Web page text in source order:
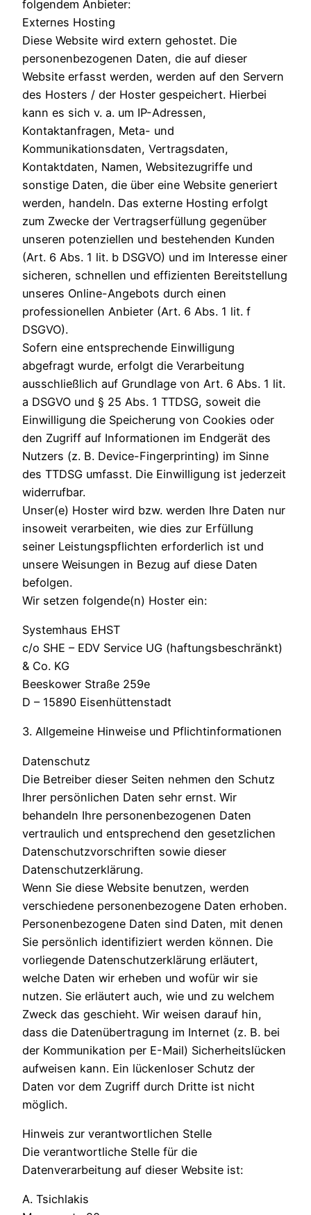
folgendem Anbieter:
Externes Hosting
Diese Website wird extern gehostet. Die
personenbezogenen Daten, die auf dieser
Website erfasst werden, werden auf den Servern
des Hosters / der Hoster gespeichert. Hierbei
kann es sich v. a. um IP-Adressen,
Kontaktanfragen, Meta- und
Kommunikationsdaten, Vertragsdaten,
Kontaktdaten, Namen, Websitezugriffe und
sonstige Daten, die über eine Website generiert
werden, handeln. Das externe Hosting erfolgt
zum Zwecke der Vertragserfüllung gegenüber
unseren potenziellen und bestehenden Kunden
(Art. 6 Abs. 1 lit. b DSGVO) und im Interesse einer
sicheren, schnellen und effizienten Bereitstellung
unseres Online-Angebots durch einen
professionellen Anbieter (Art. 6 Abs. 1 lit. f
DSGVO).
Sofern eine entsprechende Einwilligung
abgefragt wurde, erfolgt die Verarbeitung
ausschließlich auf Grundlage von Art. 6 Abs. 1 lit.
a DSGVO und § 25 Abs. 1 TTDSG, soweit die
Einwilligung die Speicherung von Cookies oder
den Zugriff auf Informationen im Endgerät des
Nutzers (z. B. Device-Fingerprinting) im Sinne
des TTDSG umfasst. Die Einwilligung ist jederzeit
widerrufbar.
Unser(e) Hoster wird bzw. werden Ihre Daten nur
insoweit verarbeiten, wie dies zur Erfüllung
seiner Leistungspflichten erforderlich ist und
unsere Weisungen in Bezug auf diese Daten
befolgen.
Wir setzen folgende(n) Hoster ein:
Systemhaus EHST
c/o SHE – EDV Service UG (haftungsbeschränkt)
& Co. KG
Beeskower Straße 259e
D – 15890 Eisenhüttenstadt
3. Allgemeine Hinweise und Pflichtinformationen
Datenschutz
Die Betreiber dieser Seiten nehmen den Schutz
Ihrer persönlichen Daten sehr ernst. Wir
behandeln Ihre personenbezogenen Daten
vertraulich und entsprechend den gesetzlichen
Datenschutzvorschriften sowie dieser
Datenschutzerklärung.
Wenn Sie diese Website benutzen, werden
verschiedene personenbezogene Daten erhoben.
Personenbezogene Daten sind Daten, mit denen
Sie persönlich identifiziert werden können. Die
vorliegende Datenschutzerklärung erläutert,
welche Daten wir erheben und wofür wir sie
nutzen. Sie erläutert auch, wie und zu welchem
Zweck das geschieht. Wir weisen darauf hin,
dass die Datenübertragung im Internet (z. B. bei
der Kommunikation per E-Mail) Sicherheitslücken
aufweisen kann. Ein lückenloser Schutz der
Daten vor dem Zugriff durch Dritte ist nicht
möglich.
Hinweis zur verantwortlichen Stelle
Die verantwortliche Stelle für die
Datenverarbeitung auf dieser Website ist:
A. Tsichlakis